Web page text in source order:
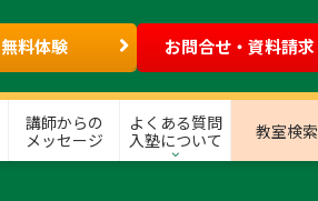
無料体験 お問合せ・資料請求
講師からの
メッセージ
よくある質問
入塾について
教室検索